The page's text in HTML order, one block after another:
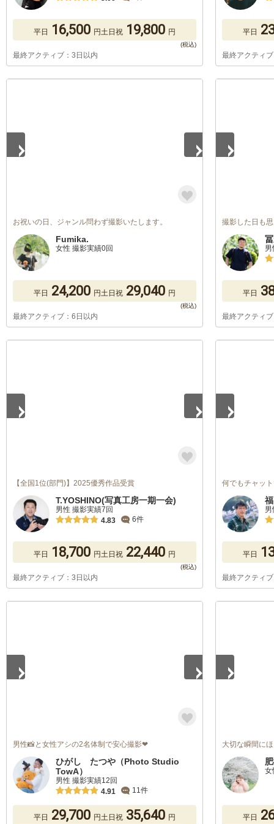
平日 16,500 円土日祝 19,800 円
最終アクティブ：3日以内
平日
最終アクティ
お祝いの日、ジャンル問わず撮影いたします。
Fumika.
女性 撮影実績0回
平日 24,200 円土日祝 29,040 円
最終アクティブ：6日以内
撮影した日も
平日
最終アクティ
【全国1位(部門)】2025優秀作品受賞
T.YOSHINO(写真工房一期一会)
男性 撮影実績7回
4.83
6件
平日 18,700 円土日祝 22,440 円
最終アクティブ：3日以内
何でもチャッ
平日
最終アクティ
男性📸と女性アシの2名体制で安心撮影❤
ひがし たつや（Photo Studio
TowA）
男性 撮影実績12回
4.91
11件
平日 29,700 円土日祝 35,640 円
大切な瞬間に
女
平日